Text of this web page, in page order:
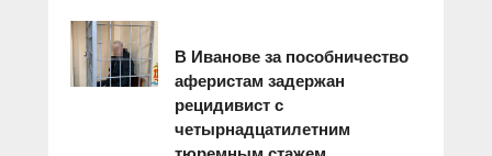
В Иванове за пособничество
аферистам задержан
рецидивист с
четырнадцатилетним